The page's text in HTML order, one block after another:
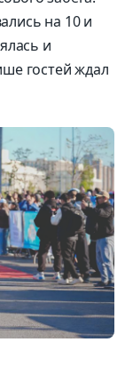
на 10 и
и
гостей ждал